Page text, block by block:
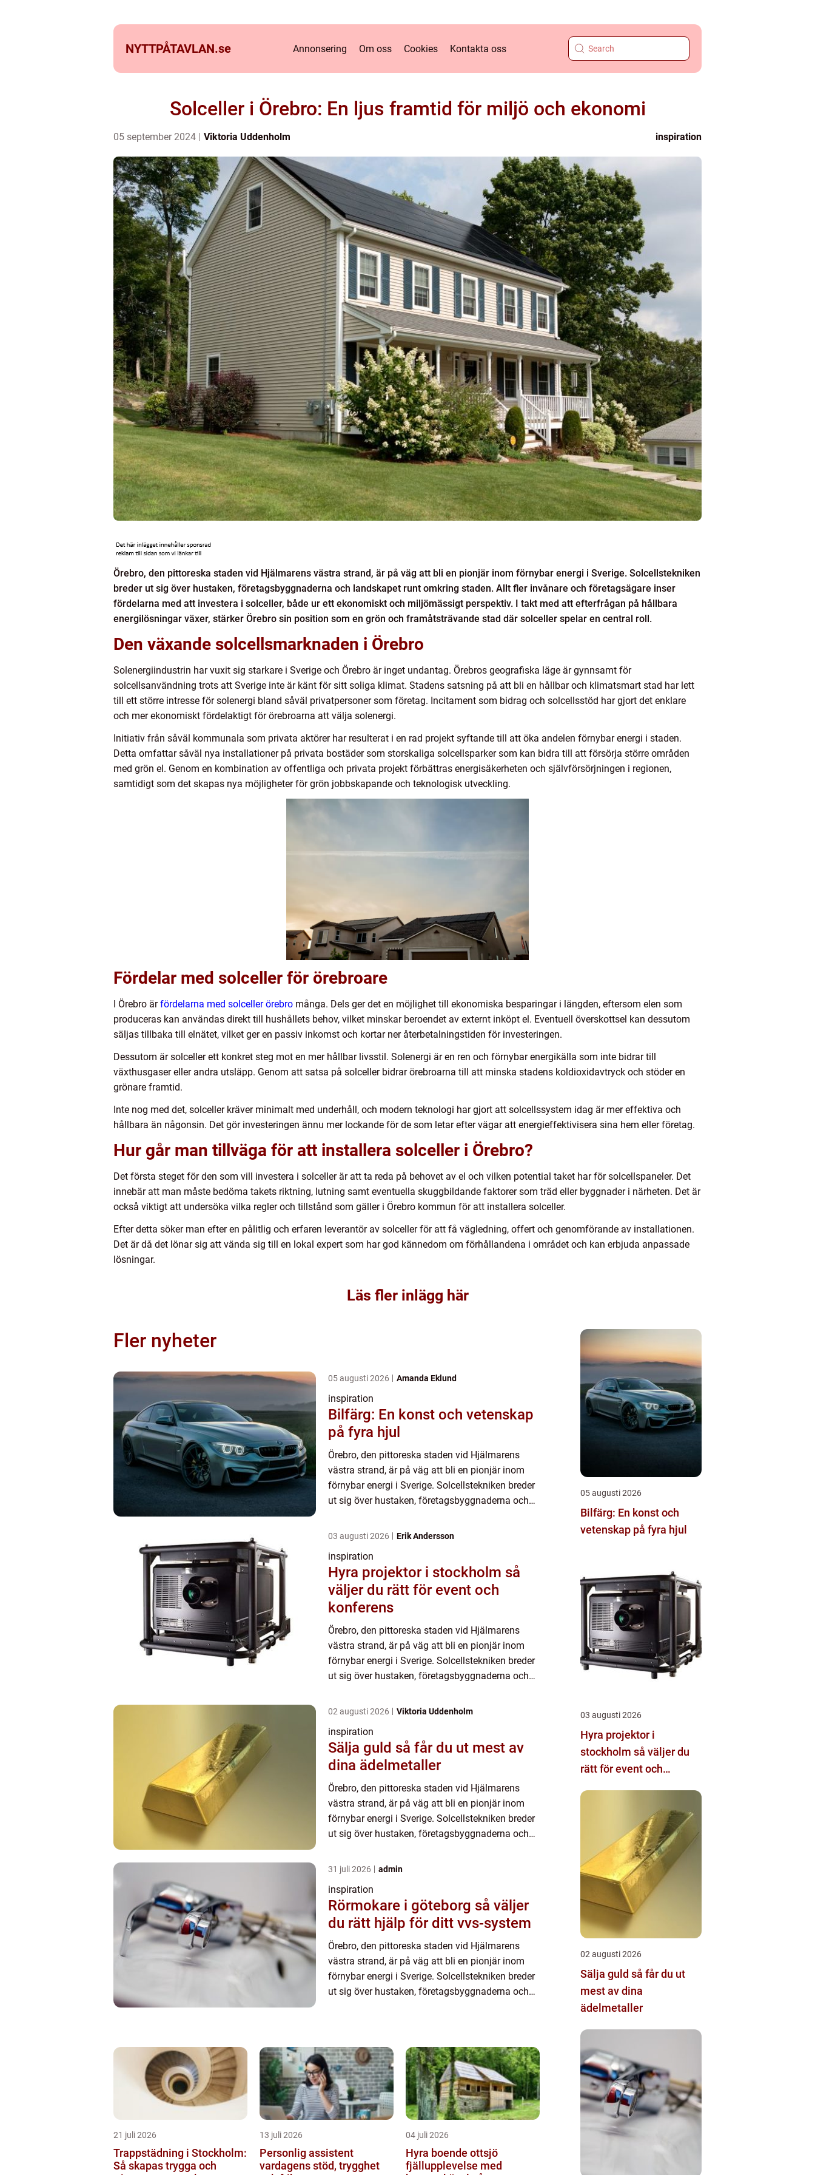
NYTTPÅTAVLAN.se Annonsering Om oss Cookies Kontakta oss
Solceller i Örebro: En ljus framtid för miljö och ekonomi
05 september 2024 Viktoria Uddenholm inspiration
Örebro, den pittoreska staden vid Hjälmarens västra strand, är på väg att bli en pionjär inom förnybar energi i Sverige. Solcellstekniken
breder ut sig över hustaken, företagsbyggnaderna och landskapet runt omkring staden. Allt fler invånare och företagsägare inser
fördelarna med att investera i solceller, både ur ett ekonomiskt och miljömässigt perspektiv. I takt med att efterfrågan på hållbara
energilösningar växer, stärker Örebro sin position som en grön och framåtsträvande stad där solceller spelar en central roll.
Den växande solcellsmarknaden i Örebro
Solenergiindustrin har vuxit sig starkare i Sverige och Örebro är inget undantag. Örebros geografiska läge är gynnsamt för
solcellsanvändning trots att Sverige inte är känt för sitt soliga klimat. Stadens satsning på att bli en hållbar och klimatsmart stad har lett
till ett större intresse för solenergi bland såväl privatpersoner som företag. Incitament som bidrag och solcellsstöd har gjort det enklare
och mer ekonomiskt fördelaktigt för örebroarna att välja solenergi.
Initiativ från såväl kommunala som privata aktörer har resulterat i en rad projekt syftande till att öka andelen förnybar energi i staden.
Detta omfattar såväl nya installationer på privata bostäder som storskaliga solcellsparker som kan bidra till att försörja större områden
med grön el. Genom en kombination av offentliga och privata projekt förbättras energisäkerheten och självförsörjningen i regionen,
samtidigt som det skapas nya möjligheter för grön jobbskapande och teknologisk utveckling.
Fördelar med solceller för örebroare
I Örebro ärfördelarna med solceller örebro många. Dels ger det en möjlighet till ekonomiska besparingar i längden, eftersom elen som
produceras kan användas direkt till hushållets behov, vilket minskar beroendet av externt inköpt el. Eventuell överskottsel kan dessutom
säljas tillbaka till elnätet, vilket ger en passiv inkomst och kortar ner återbetalningstiden för investeringen.
Dessutom är solceller ett konkret steg mot en mer hållbar livsstil. Solenergi är en ren och förnybar energikälla som inte bidrar till
växthusgaser eller andra utsläpp. Genom att satsa på solceller bidrar örebroarna till att minska stadens koldioxidavtryck och stöder en
grönare framtid.
Inte nog med det, solceller kräver minimalt med underhåll, och modern teknologi har gjort att solcellssystem idag är mer effektiva och
hållbara än någonsin. Det gör investeringen ännu mer lockande för de som letar efter vägar att energieffektivisera sina hem eller företag.
Hur går man tillväga för att installera solceller i Örebro?
Det första steget för den som vill investera i solceller är att ta reda på behovet av el och vilken potential taket har för solcellspaneler. Det
innebär att man måste bedöma takets riktning, lutning samt eventuella skuggbildande faktorer som träd eller byggnader i närheten. Det är
också viktigt att undersöka vilka regler och tillstånd som gäller i Örebro kommun för att installera solceller.
Efter detta söker man efter en pålitlig och erfaren leverantör av solceller för att få vägledning, offert och genomförande av installationen.
Det är då det lönar sig att vända sig till en lokal expert som har god kännedom om förhållandena i området och kan erbjuda anpassade
lösningar.
Läs fler inlägg här
Fler nyheter
05 augusti 2026 Amanda Eklund
inspiration
Bilfärg: En konst och vetenskap
på fyra hjul
Örebro, den pittoreska staden vid Hjälmarens
västra strand, är på väg att bli en pionjär inom
förnybar energi i Sverige. Solcellstekniken breder
ut sig över hustaken, företagsbyggnaderna och
03 augusti 2026 Erik Andersson
inspiration
Hyra projektor i stockholm så
väljer du rätt för event och
konferens
Örebro, den pittoreska staden vid Hjälmarens
västra strand, är på väg att bli en pionjär inom
förnybar energi i Sverige. Solcellstekniken breder
ut sig över hustaken, företagsbyggnaderna och
02 augusti 2026 Viktoria Uddenholm
inspiration
Sälja guld så får du ut mest av
dina ädelmetaller
Örebro, den pittoreska staden vid Hjälmarens
västra strand, är på väg att bli en pionjär inom
förnybar energi i Sverige. Solcellstekniken breder
ut sig över hustaken, företagsbyggnaderna och
31 juli 2026 admin
inspiration
Rörmokare i göteborg så väljer
du rätt hjälp för ditt vvs-system
Örebro, den pittoreska staden vid Hjälmarens
västra strand, är på väg att bli en pionjär inom
förnybar energi i Sverige. Solcellstekniken breder
ut sig över hustaken, företagsbyggnaderna och
21 juli 2026
Trappstädning i Stockholm:
Så skapas trygga och
13 juli 2026
Personlig assistent
vardagens stöd, trygghet
04 juli 2026
Hyra boende ottsjö
fjällupplevelse med
05 augusti 2026
Bilfärg: En konst och
vetenskap på fyra hjul
03 augusti 2026
Hyra projektor i
stockholm så väljer du
rätt för event och
02 augusti 2026
Sälja guld så får du ut
mest av dina
ädelmetaller